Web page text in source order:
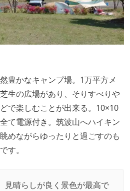
豊かなキャンプ場。1万平方メ
生の広場があり、そりすべりや
で楽しむことが出来る。10×10
て電源付き。筑波山へハイキン
めながらゆったりと過ごすのも
す。
見晴らしが良く景色が最高で